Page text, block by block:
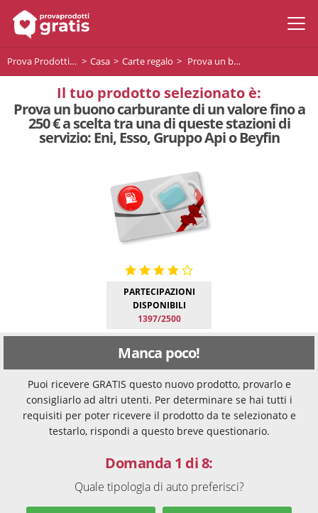
Prova Prodotti Gratis Casa Carte regalo Prova un buono carburante di un valore fino a 250 € a scelta tra una di queste stazioni di servizio: Eni, Esso, Gruppo Api o Beyfin
Il tuo prodotto selezionato è:
Prova un buono carburante di un valore fino a
250 € a scelta tra una di queste stazioni di
servizio: Eni, Esso, Gruppo Api o Beyfin
PARTECIPAZIONI
DISPONIBILI
1397/2500
Manca poco!
Puoi ricevere GRATIS questo nuovo prodotto, provarlo e
consigliarlo ad altri utenti. Per determinare se hai tutti i
requisiti per poter ricevere il prodotto da te selezionato e
testarlo, rispondi a questo breve questionario.
Domanda 1 di 8:
Quale tipologia di auto preferisci?